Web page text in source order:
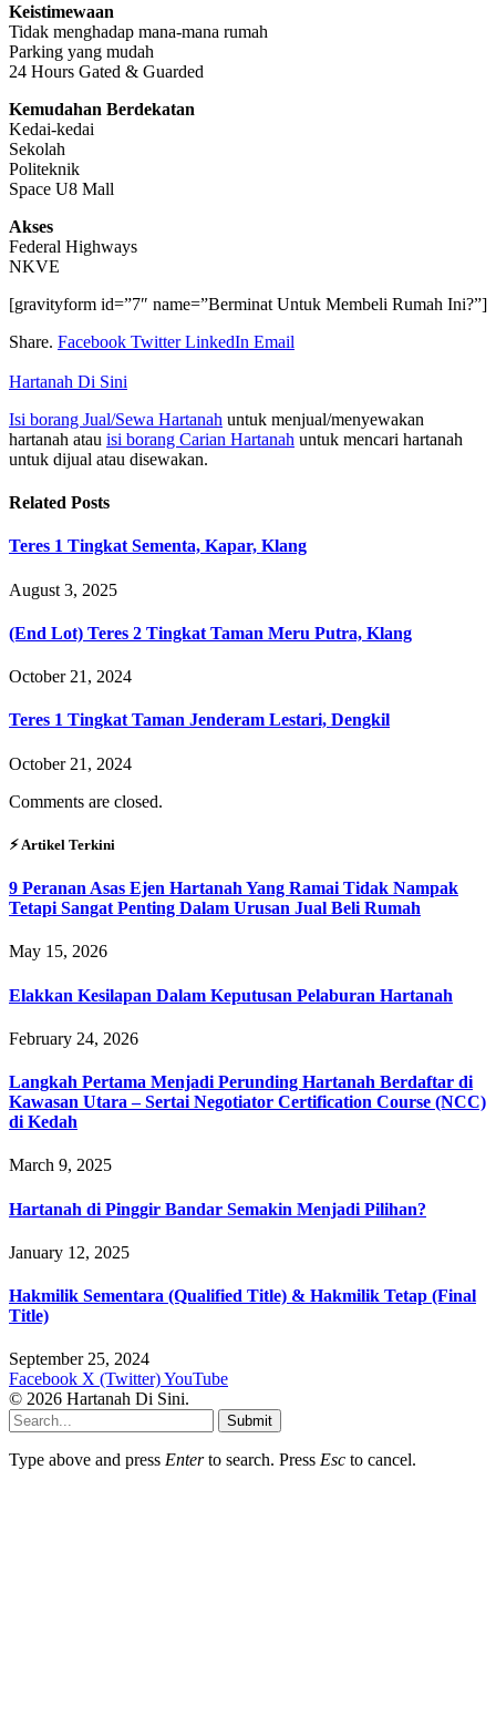
Keistimewaan
Tidak menghadap mana-mana rumah
Parking yang mudah
24 Hours Gated & Guarded
Kemudahan Berdekatan
Kedai-kedai
Sekolah
Politeknik
Space U8 Mall
Akses
Federal Highways
NKVE
[gravityform id=”7″ name=”Berminat Untuk Membeli Rumah Ini?”]
Share. Facebook Twitter LinkedIn Email
Hartanah Di Sini
Isi borang Jual/Sewa Hartanah untuk menjual/menyewakan
hartanah atau isi borang Carian Hartanah untuk mencari hartanah
untuk dijual atau disewakan.
Related Posts
Teres 1 Tingkat Sementa, Kapar, Klang
August 3, 2025
(End Lot) Teres 2 Tingkat Taman Meru Putra, Klang
October 21, 2024
Teres 1 Tingkat Taman Jenderam Lestari, Dengkil
October 21, 2024
Comments are closed.
⚡︎ Artikel Terkini
9 Peranan Asas Ejen Hartanah Yang Ramai Tidak Nampak
Tetapi Sangat Penting Dalam Urusan Jual Beli Rumah
May 15, 2026
Elakkan Kesilapan Dalam Keputusan Pelaburan Hartanah
February 24, 2026
Langkah Pertama Menjadi Perunding Hartanah Berdaftar di
Kawasan Utara – Sertai Negotiator Certification Course (NCC)
di Kedah
March 9, 2025
Hartanah di Pinggir Bandar Semakin Menjadi Pilihan?
January 12, 2025
Hakmilik Sementara (Qualified Title) & Hakmilik Tetap (Final
Title)
September 25, 2024
Facebook X (Twitter)YouTube
© 2026 Hartanah Di Sini.
Submit
Type above and press Enterto search. Press Esc to cancel.